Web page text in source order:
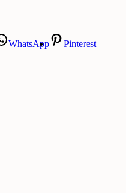
WhatsApp Pinterest